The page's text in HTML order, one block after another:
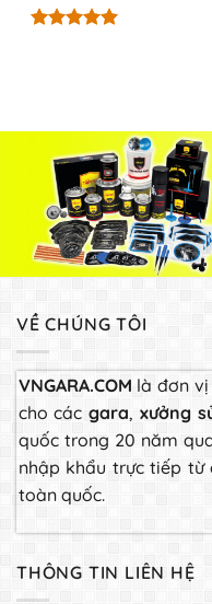
VỀ CHÚNG TÔI
VNGARA.COM là đơn
cho cácgara, xưởng
quốc trong 20 năm
nhập khẩu trực tiếp từ
toàn quốc.
THÔNG TIN LIÊN HỆ